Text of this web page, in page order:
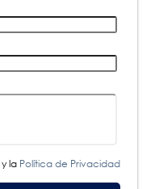
y la Política de Privacidad